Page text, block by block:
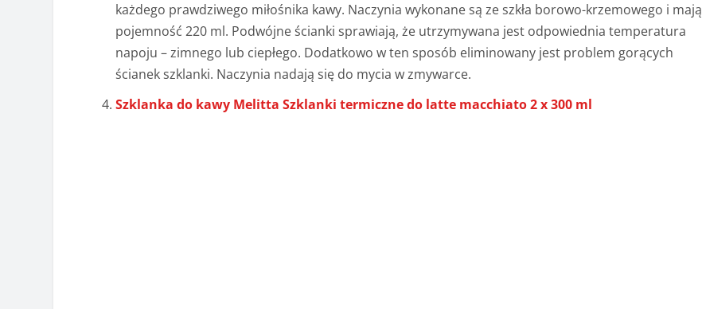
każdego prawdziwego miłośnika kawy. Naczynia wykonane są ze szkła borowo-krzemowego i mają
pojemność 220 ml. Podwójne ścianki sprawiają, że utrzymywana jest odpowiednia temperatura
napoju – zimnego lub ciepłego. Dodatkowo w ten sposób eliminowany jest problem gorących
ścianek szklanki. Naczynia nadają się do mycia w zmywarce.
Szklanka do kawy Melitta Szklanki termiczne do latte macchiato 2 x 300 ml